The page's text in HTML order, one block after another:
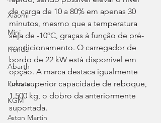
Xiaomi
Mini
Honda
Abarth
Polestar
KGM
Aston Martin
de carga de 10 a 80% em apenas 30
minutos, mesmo que a temperatura
seja de -10ºC, graças à função de pré-
condicionamento. O carregador de
bordo de 22 kW está disponível em
opção. A marca destaca igualmente
uma superior capacidade de reboque,
1.500 kg, o dobro da anteriormente
suportada.